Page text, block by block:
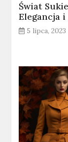
Świat
Elegancja i
5 lipca, 2023